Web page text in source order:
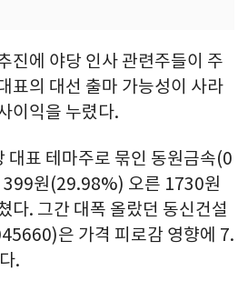
진에 야당 인사 관련주들이 주
표의 대선 출마 가능성이 사라
이익을 누렸다.
대표 테마주로 묶인 동원금속(0
399원(29.98%) 오른 1730원
다. 그간 대폭 올랐던 동신건설
은 가격 피로감 영향에 7.
.